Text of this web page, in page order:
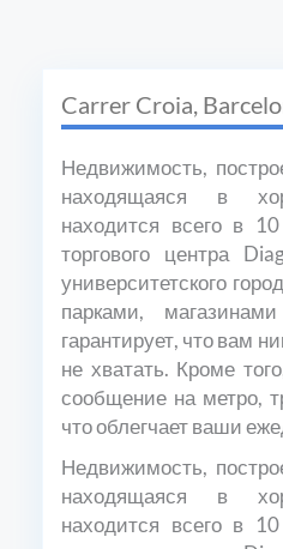
Carrer Croia,
Недвижимость,
находящаяся в
находится всего в
торгового центра
университетского
парками,
гарантирует, что вам
не хватать. Кроме
сообщение на метро,
что облегчает ваши
Недвижимость,
находящаяся в
находится всего в